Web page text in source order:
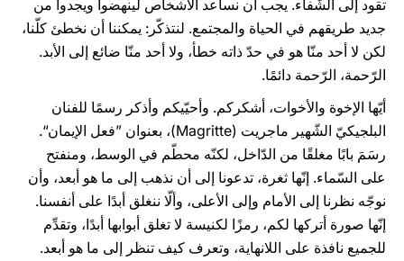
تقود إلى الشّفاء. يجب أن نساعد الأشخاص لينهضوا ويجدوا من
جديد طريقهم في الحياة والمجتمع. لنتذكّر: يمكننا أن نخطئ كلّنا،
لكن لا أحد منّا هو في حدّ ذاته خطأ، ولا أحد منّا ضائع إلى الأبد.
الرّحمة، الرّحمة دائمًا.
أيّها الإخوة والأخوات، أشكركم. وأحيّيكم وأذكر رسمًا للفنان
البلجيكيّ الشّهير ماجريت (Magritte)، بعنوان ”فعل الإيمان“.
رسَمَ بابًا مغلقًا من الدّاخل، لكنّه محطّم في الوسط، ومنفتح
على السّماء. إنّها ثغرة، تدعونا إلى أن نذهب إلى ما هو أبعد، وأن
نوجّه نظرنا إلى الأمام وإلى الأعلى، وألّا ننغلق أبدًا على أنفسنا.
إنّها صورة أتركها لكم، رمزًا لكنيسة لا تغلق أبوابها أبدًا، وتقدِّم
للجميع نافذة على اللانهاية، وتعرف كيف تنظر إلى ما هو أبعد.